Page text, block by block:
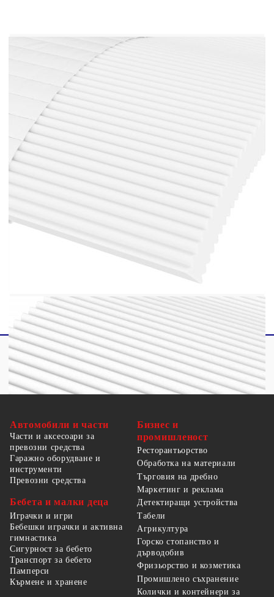
Материал на ламела: Шперплат
Материал на калъфа на матрака: Трикотаж
Материал на пълнежа: Пяна
Общи размери: 223 x 110 x 71 см (Д x Ш x
В)
Размери на дунапреновия матрак: 100 x 200
x 17 см (Ш x Д x В)
Височина на подлакътника от земята: 58 см
Височина на краката: 5 см
Необходим монтаж: Да
1 х Дневно легло
Автомобили и части
Части и аксесоари за
превозни средства
Гаражно оборудване и
инструменти
Превозни средства
Бебета и малки деца
Играчки и игри
Бебешки играчки и активна
гимнастика
Сигурност за бебето
Транспорт за бебето
Памперси
Кърмене и хранене
Бизнес и
промишленост
Ресторантьорство
Обработка на материали
Търговия на дребно
Маркетинг и реклама
Детектиращи устройства
Табели
Агрикултура
Горско стопанство и
дърводобив
Фризьорство и козметика
Промишлено съхранение
Колички и контейнери за